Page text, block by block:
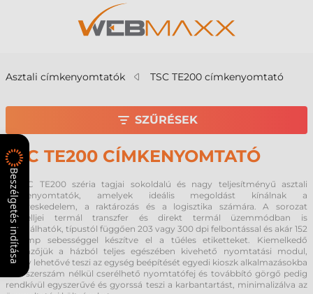
Asztali címkenyomtatók TSC TE200 címkenyomtató
TSC TE200 CÍMKENYOMTATÓ
A TSC TE200 széria tagjai sokoldalú és nagy teljesítményű asztali
címkenyomtatók, amelyek ideális megoldást kínálnak a
kiskereskedelem, a raktározás és a logisztika számára. A sorozat
modelljei termál transzfer és direkt termál üzemmódban is
használhatók, típustól függően 203 vagy 300 dpi felbontással és akár 152
mm/mp sebességgel készítve el a tűéles etiketteket. Kiemelkedő
jellemzőjük a házból teljes egészében kivehető nyomtatási modul,
amely lehetővé teszi az egység beépítését egyedi kioszk alkalmazásokba
is. A szerszám nélkül cserélhető nyomtatófej és továbbító görgő pedig
rendkívül egyszerűvé és gyorssá teszi a karbantartást, minimalizálva az
SZŰRÉSEK
Beszélgetés indítása